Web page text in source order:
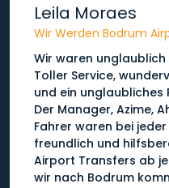
Marc
Fahrerin Ayşe Ist Wie
Mann
Unser VIP-
war pünktlich, schnell
erstaunlich, dass eine
zuverlässiges Auto
überall Frauen zu